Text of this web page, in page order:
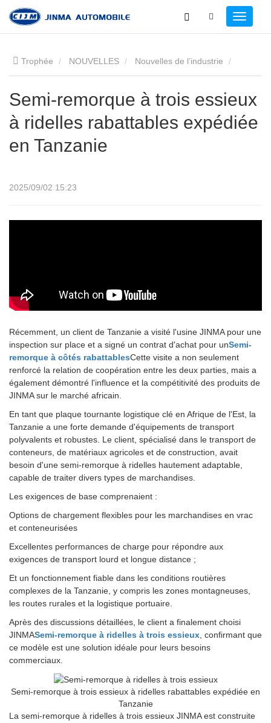
Trophée NOUVELLES Nouvelles de l’industrie
Semi-remorque à trois essieux à ridelles rabattables expédiée
en Tanzanie
Semi-remorque à trois essieux
à ridelles rabattables expédiée
en Tanzanie
2025/09/02 15:23
Récemment, un client de Tanzanie a visité l'usine JINMA pour une
inspection sur place et a signé un contrat d'achat pour unSemi-
remorque à côtés rabattablesCette visite a non seulement
renforcé la relation de coopération entre les deux parties, mais a
également démontré l'influence et la compétitivité des produits de
JINMA sur le marché africain.
En tant que plaque tournante logistique clé en Afrique de l'Est, la
Tanzanie a une forte demande d'équipements de transport
polyvalents et robustes. Le client, spécialisé dans le transport de
conteneurs, de matériaux agricoles et de construction, avait
besoin d'une semi-remorque à ridelles hautement adaptable,
capable de traiter divers types de marchandises.
Les exigences de base comprenaient :
Options de chargement flexibles pour les marchandises en vrac
et conteneurisées
Excellentes performances de charge pour répondre aux
exigences de transport lourd et longue distance ;
Et un fonctionnement fiable dans les conditions routières
complexes de la Tanzanie, y compris les zones montagneuses,
les routes rurales et la logistique portuaire.
Après des discussions détaillées, le client a finalement choisi
JINMASemi-remorque à ridelles à trois essieux , confirmant que
ce modèle est une solution idéale pour leurs besoins
commerciaux.
Semi-remorque à trois essieux à ridelles rabattables expédiée en
Tanzanie
La semi-remorque à ridelles à trois essieux JINMA est construite